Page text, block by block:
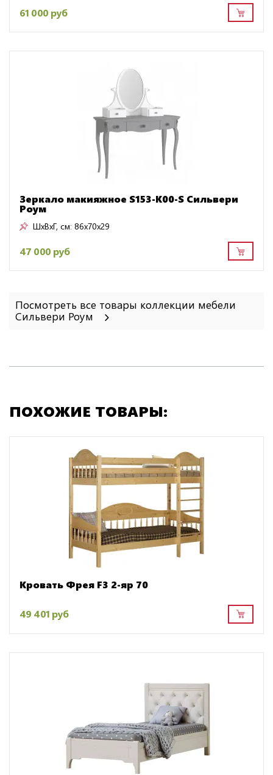
61 000 руб
Зеркало макияжное S153-K00-S Сильвери
Роум
ШxВxГ, см: 86x70x29
47 000 руб
Посмотреть все товары коллекции мебели
Сильвери Роум
ПОХОЖИЕ ТОВАРЫ:
Кровать Фрея F3 2-яр 70
49 401 руб